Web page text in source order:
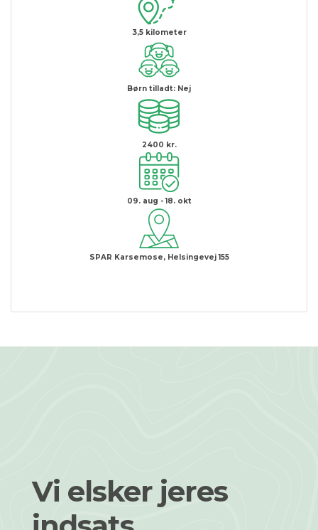
3,5kilometer
Børn tilladt: Nej
2400 kr.
09. aug - 18. okt
SPAR Karsemose, Helsingevej 155
Vi elsker jeres